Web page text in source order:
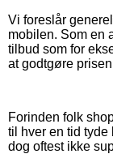
Vi foreslår
mobilen. Som en
tilbud som for
at godtgøre
Forinden folk
til hver en tid tyde
dog oftest ikke